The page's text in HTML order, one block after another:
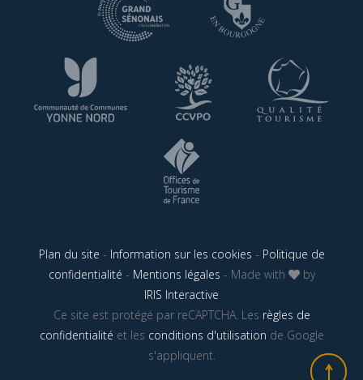
Plan du site - Information sur les cookies - Politique de
confidentialité - Mentions légales - Made with
by
IRIS Interactive
Ce site est protégé par reCAPTCHA. Les règles de
confidentialité et les conditions d'utilisation de Google
s'appliquent.